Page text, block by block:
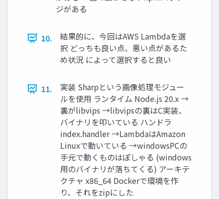
ジがある
10.
結果的に、今回はAWS Lambdaを選
択 どっちも良い点、悪い点があるた
め状況 によって選択すると良い
11.
実装 Sharpという画像処理モジュー
ルを使用 ランタイム Node.js 20.x →
裏がlibvips →libvipsの裏はC実装、
バイナリを叩いている ハンドラ
index.handler →LambdaはAmazon
Linuxで動いている →windowsPCの
手元で動くものはぽしゃる (windows
用のバイナリが落ちてくる) アーキテ
クチャ x86_64 Dockerで環境を作
り、それをzipにした